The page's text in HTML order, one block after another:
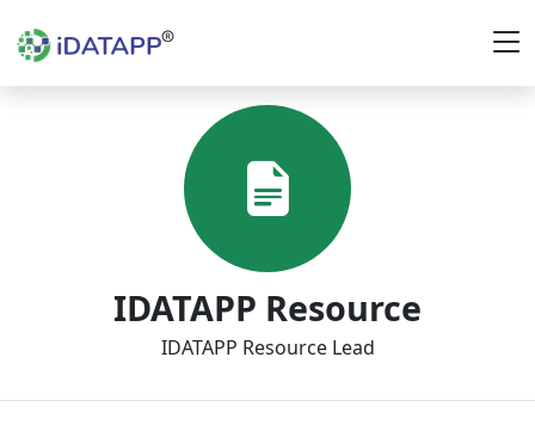
IDATAPP Resource
IDATAPP Resource Lead